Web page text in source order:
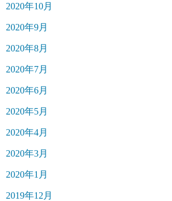
2020年10月
2020年9月
2020年8月
2020年7月
2020年6月
2020年5月
2020年4月
2020年3月
2020年1月
2019年12月